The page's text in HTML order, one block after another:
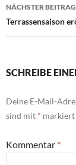
NÄCHSTER BEITRAG
Terrassensaison
SCHREIBE
Deine E-Mail-
sind mit * markiert
Kommentar *